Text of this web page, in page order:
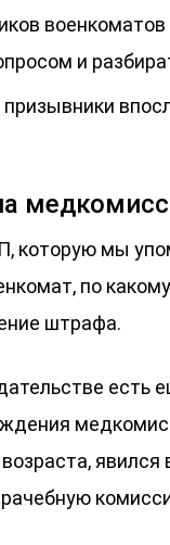
и
которую мы
по
штрафа.
есть